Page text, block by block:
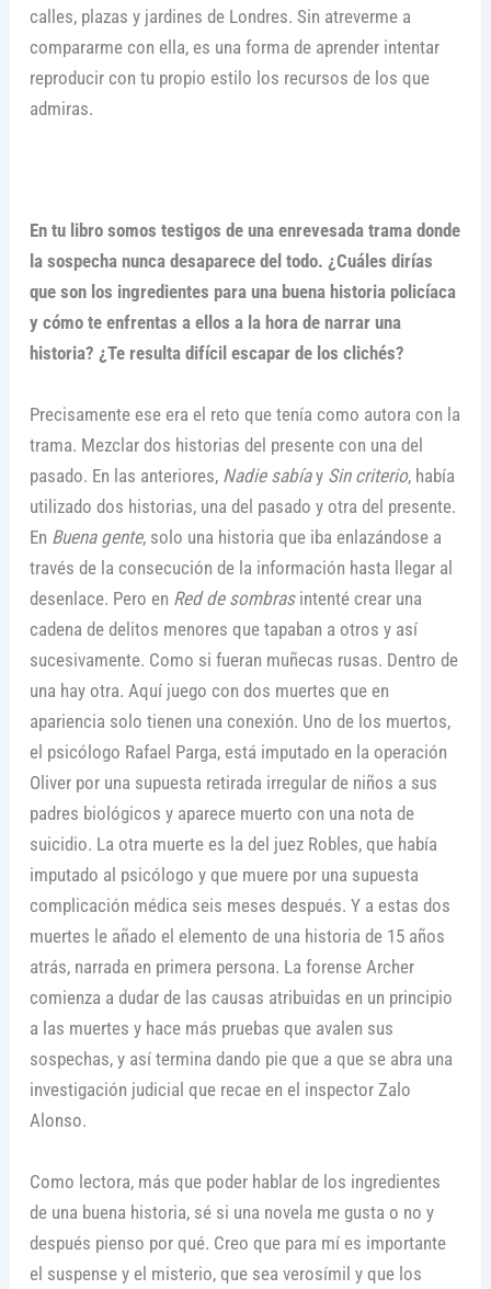
calles, plazas y jardines de Londres. Sin atreverme a
compararme con ella, es una forma de aprender intentar
reproducir con tu propio estilo los recursos de los que
admiras.
En tu libro somos testigos de una enrevesada trama donde
la sospecha nunca desaparece del todo. ¿Cuáles dirías
que son los ingredientes para una buena historia policíaca
y cómo te enfrentas a ellos a la hora de narrar una
historia? ¿Te resulta difícil escapar de los clichés?
Precisamente ese era el reto que tenía como autora con la
trama. Mezclar dos historias del presente con una del
pasado. En las anteriores, Nadie sabíay Sin criterio, había
utilizado dos historias, una del pasado y otra del presente.
En Buena gente, solo una historia que iba enlazándose a
través de la consecución de la información hasta llegar al
desenlace. Pero en Red de sombrasintenté crear una
cadena de delitos menores que tapaban a otros y así
sucesivamente. Como si fueran muñecas rusas. Dentro de
una hay otra. Aquí juego con dos muertes que en
apariencia solo tienen una conexión. Uno de los muertos,
el psicólogo Rafael Parga, está imputado en la operación
Oliver por una supuesta retirada irregular de niños a sus
padres biológicos y aparece muerto con una nota de
suicidio. La otra muerte es la del juez Robles, que había
imputado al psicólogo y que muere por una supuesta
complicación médica seis meses después. Y a estas dos
muertes le añado el elemento de una historia de 15 años
atrás, narrada en primera persona. La forense Archer
comienza a dudar de las causas atribuidas en un principio
a las muertes y hace más pruebas que avalen sus
sospechas, y así termina dando pie que a que se abra una
investigación judicial que recae en el inspector Zalo
Alonso.
Como lectora, más que poder hablar de los ingredientes
de una buena historia, sé si una novela me gusta o no y
después pienso por qué. Creo que para mí es importante
el suspense y el misterio, que sea verosímil y que los